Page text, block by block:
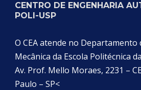
CENTRO DE ENGENHARIA
POLI-USP
O CEA atende no Departamento
Mecânica da Escola Politécnica
Av. Prof. Mello Moraes, 2231 –
Paulo – SP<